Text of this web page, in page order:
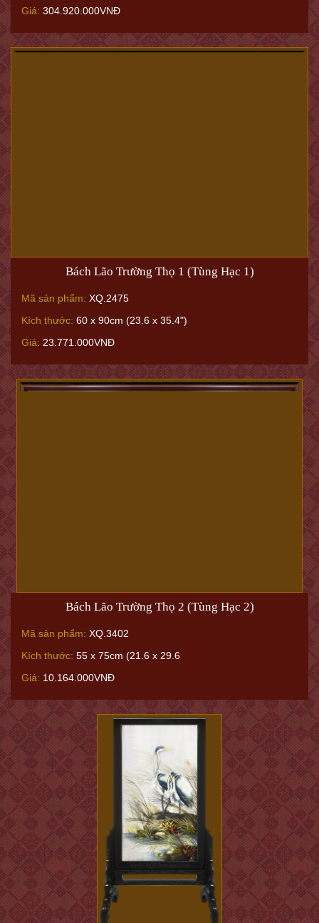
Giá: 304.920.000VNĐ
Bách Lão Trường Thọ 1 (Tùng Hạc 1)
Mã sản phẩm: XQ.2475
Kích thước: 60 x 90cm (23.6 x 35.4")
Giá: 23.771.000VNĐ
Bách Lão Trường Thọ 2 (Tùng Hạc 2)
Mã sản phẩm: XQ.3402
Kích thước: 55 x 75cm (21.6 x 29.6
Giá: 10.164.000VNĐ